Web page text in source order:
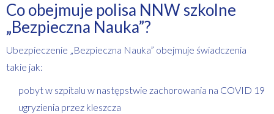
Co obejmuje polisa NNW szkolne
„Bezpieczna Nauka”?
Ubezpieczenie „Bezpieczna Nauka” obejmuje świadczenia
takie jak:
pobyt w szpitalu w następstwie zachorowania na COVID 19
ugryzienia przez kleszcza